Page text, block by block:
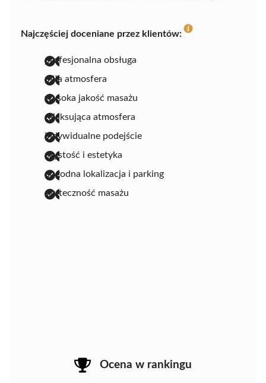
Najczęściej doceniane przez klientów:
profesjonalna obsługa
miła atmosfera
wysoka jakość masażu
relaksująca atmosfera
indywidualne podejście
czystość i estetyka
dogodna lokalizacja i parking
skuteczność masażu
Ocena w rankingu